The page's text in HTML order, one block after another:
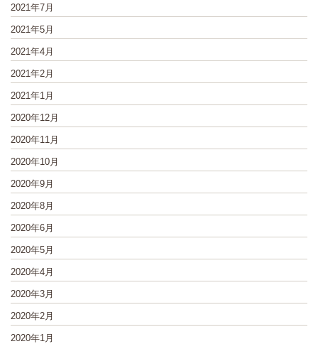
2021年7月
2021年5月
2021年4月
2021年2月
2021年1月
2020年12月
2020年11月
2020年10月
2020年9月
2020年8月
2020年6月
2020年5月
2020年4月
2020年3月
2020年2月
2020年1月